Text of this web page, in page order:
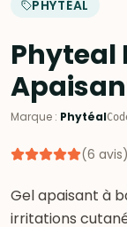
PHYTÉAL
Phyteal
Marque : Phytéal
(6 avis)
Gel apaisant à
irritations